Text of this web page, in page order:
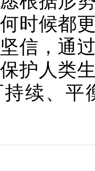
时候都
信，通
护人类
续、平